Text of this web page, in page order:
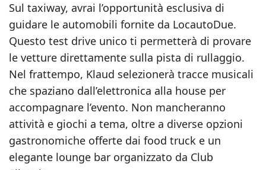
Sul taxiway, avrai l’opportunità esclusiva di
guidare le automobili fornite da LocautoDue.
Questo test drive unico ti permetterà di provare
le vetture direttamente sulla pista di rullaggio.
Nel frattempo, Klaud selezionerà tracce musicali
che spaziano dall’elettronica alla house per
accompagnare l’evento. Non mancheranno
attività e giochi a tema, oltre a diverse opzioni
gastronomiche offerte dai food truck e un
elegante lounge bar organizzato da Club